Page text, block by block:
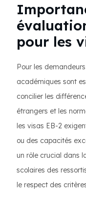
pour les
Pour les
académiques sont
concilier les
étrangers et les
les visas EB-2
ou des capacités
un rôle crucial dans
scolaires des
le respect des